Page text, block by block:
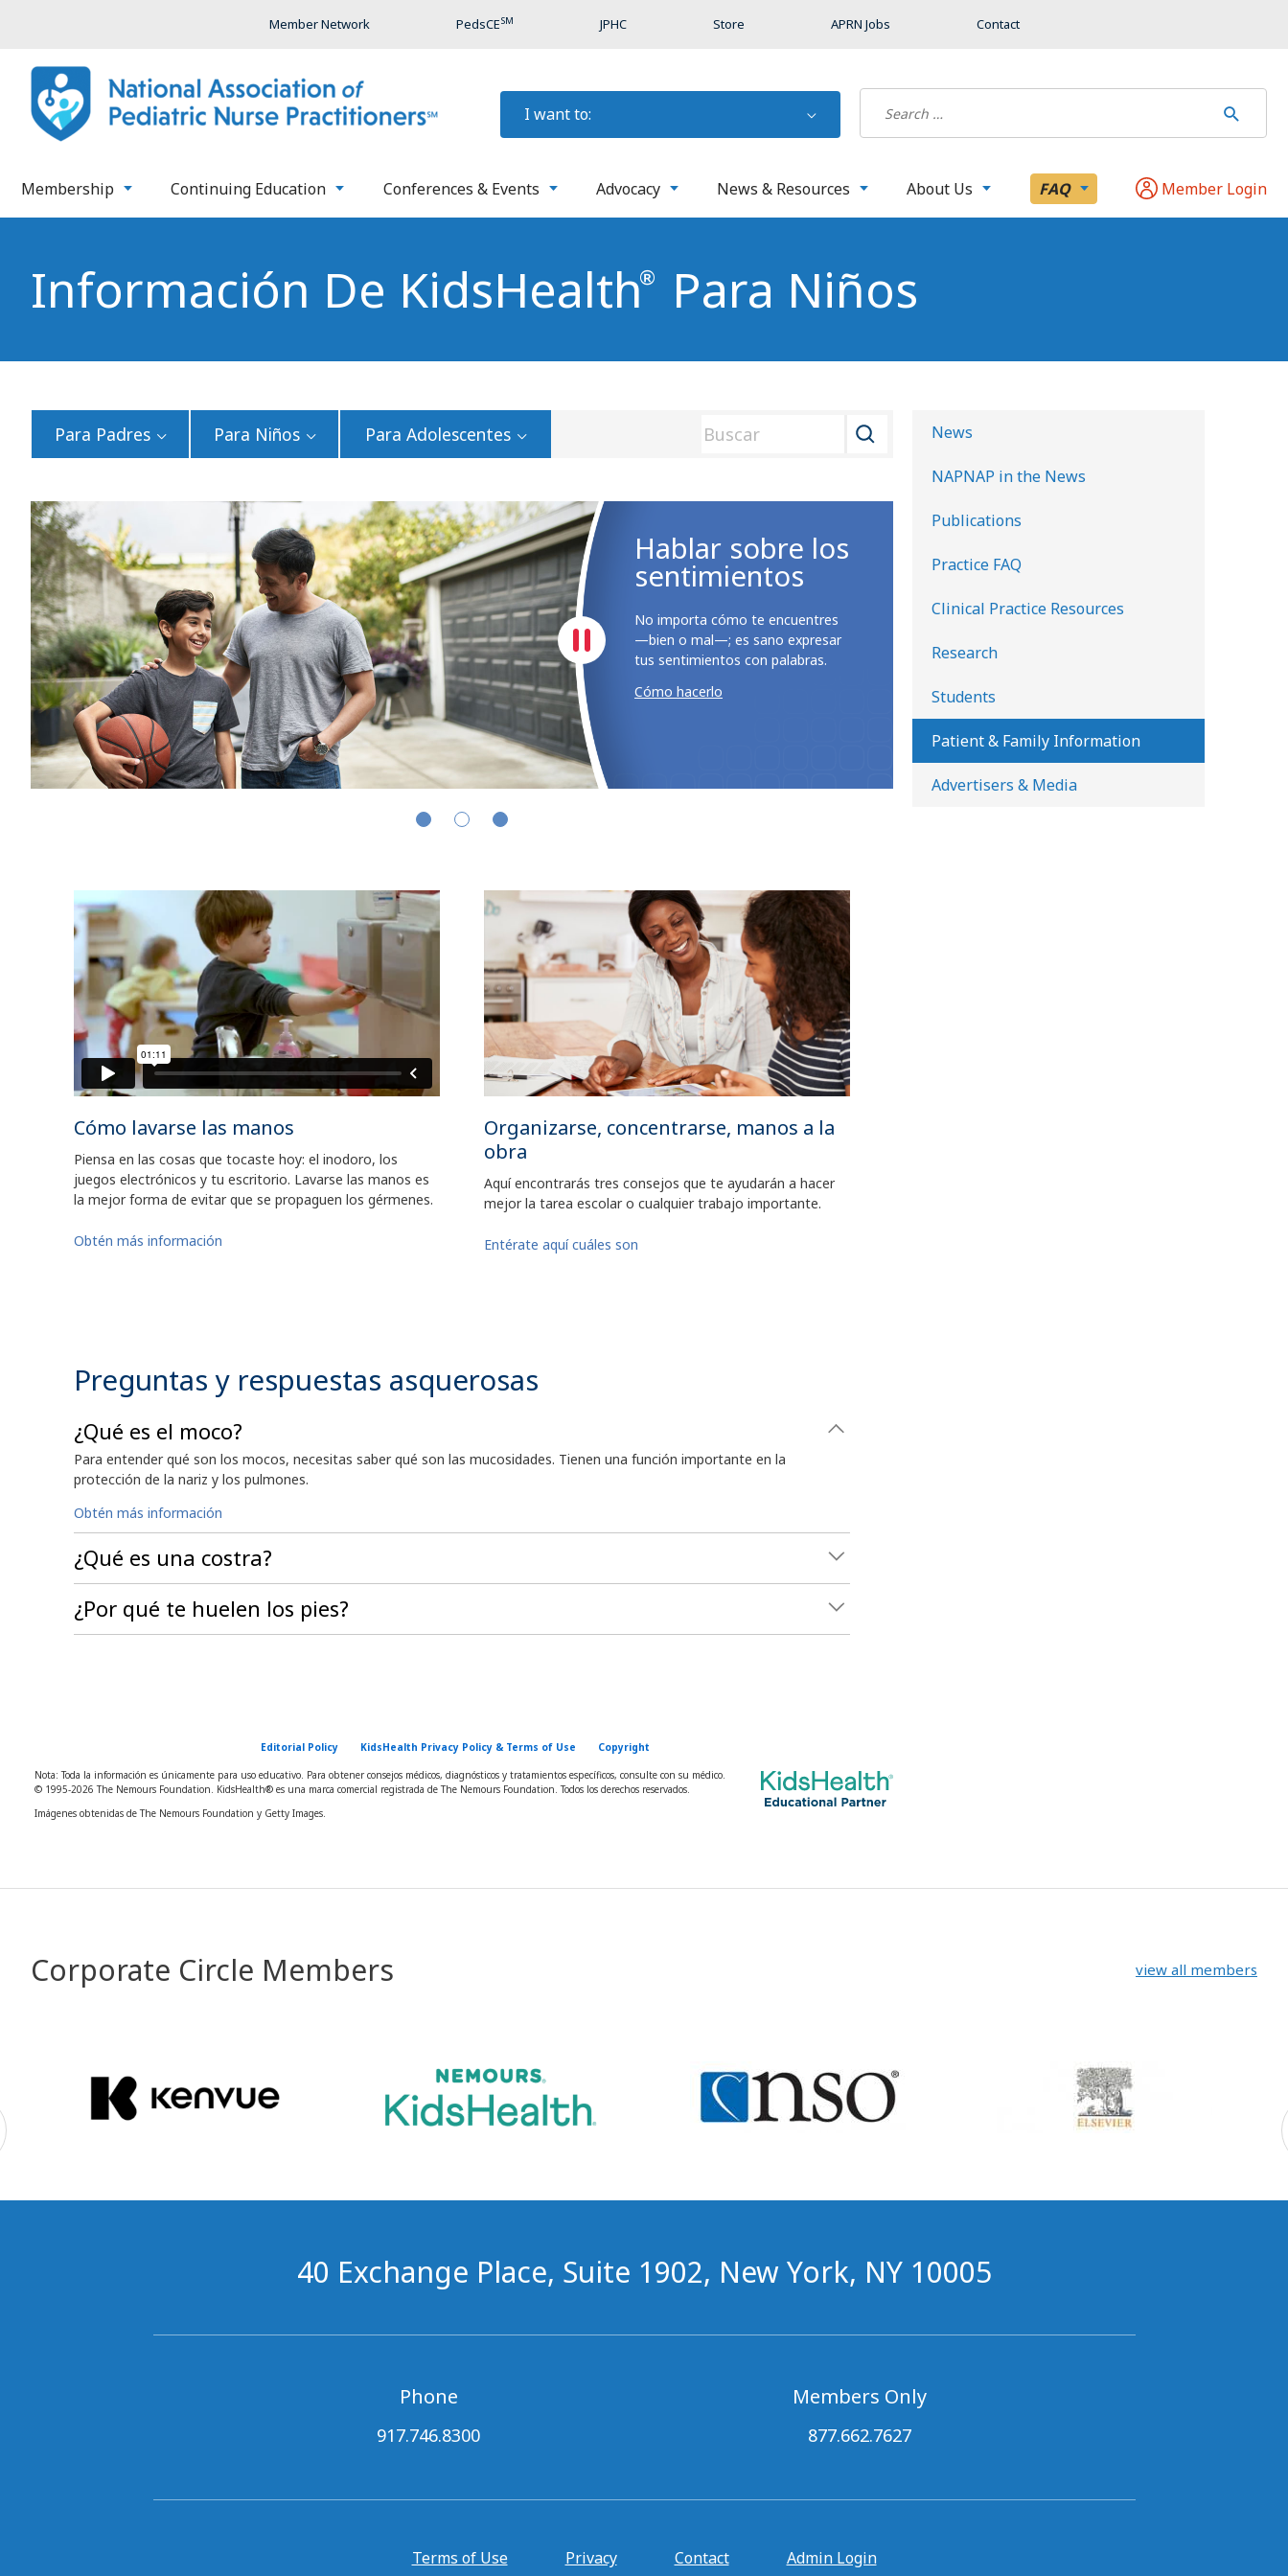
Member Network PedsCESM JPHC Store APRN Jobs Contact
I want to:
Membership Continuing Education Conferences & Events Advocacy News & Resources About Us FAQ Member Login
Información De KidsHealth® Para Niños
Para Padres Para Niños Para Adolescentes
Hablar sobre los
sentimientos
No importa cómo te encuentres
—bien o mal—; es sano expresar
tus sentimientos con palabras.
Cómo hacerlo
Cómo lavarse las manos
Piensa en las cosas que tocaste hoy: el inodoro, los
juegos electrónicos y tu escritorio. Lavarse las manos es
la mejor forma de evitar que se propaguen los gérmenes.
Obtén más información
Organizarse, concentrarse, manos a la
obra
Aquí encontrarás tres consejos que te ayudarán a hacer
mejor la tarea escolar o cualquier trabajo importante.
Entérate aquí cuáles son
Preguntas y respuestas asquerosas
¿Qué es el moco?
Para entender qué son los mocos, necesitas saber qué son las mucosidades. Tienen una función importante en la
protección de la nariz y los pulmones.
Obtén más información
¿Qué es una costra?
¿Por qué te huelen los pies?
Editorial Policy KidsHealth Privacy Policy & Terms of Use Copyright
Nota: Toda la información es únicamente para uso educativo. Para obtener consejos médicos, diagnósticos y tratamientos específicos, consulte con su médico.
© 1995-2026 The Nemours Foundation. KidsHealth® es una marca comercial registrada de The Nemours Foundation. Todos los derechos reservados.
Imágenes obtenidas de The Nemours Foundation y Getty Images.
News
NAPNAP in the News
Publications
Practice FAQ
Clinical Practice Resources
Research
Students
Patient & Family Information
Advertisers & Media
Corporate Circle Members view all members
40 Exchange Place, Suite 1902, New York, NY 10005
Phone
917.746.8300
Members Only
877.662.7627
Terms of Use Privacy Contact Admin Login